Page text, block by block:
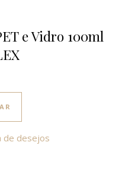
e Vidro 100ml
de desejos